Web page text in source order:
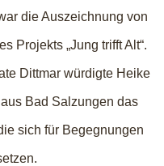
die Auszeichnung von
Projekts „Jung trifft Alt“.
Dittmar würdigte Heike
Bad Salzungen das
sich für Begegnungen